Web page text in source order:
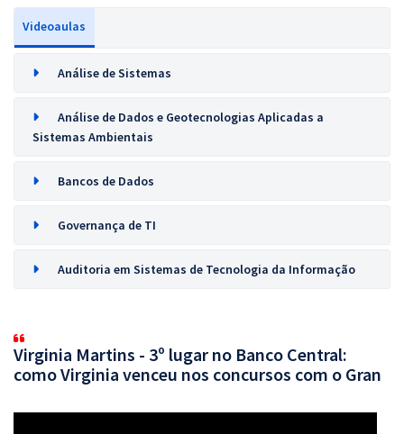
Videoaulas
Análise de Sistemas
Análise de Dados e Geotecnologias Aplicadas a
Sistemas Ambientais
Bancos de Dados
Governança de TI
Auditoria em Sistemas de Tecnologia da Informação
Virginia Martins - 3º lugar no Banco Central:
como Virginia venceu nos concursos com o Gran